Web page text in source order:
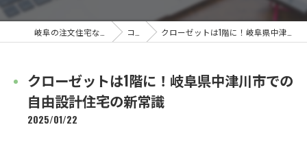
コラム クローゼットは1階に！岐阜県中津川市での自由設計住宅の新常識
クローゼットは1階に！岐阜県中津川市での
自由設計住宅の新常識
2025/01/22